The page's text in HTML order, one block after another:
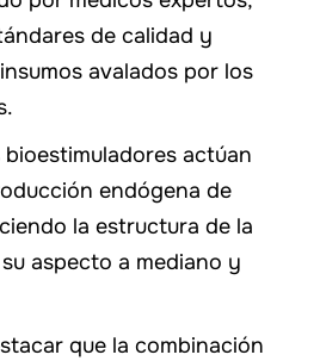
de calidad y
avalados por los
actúan
endógena de
la estructura de la
aspecto a mediano y
que la combinación